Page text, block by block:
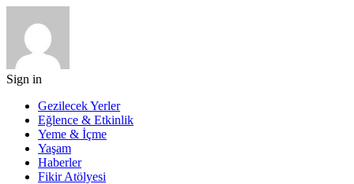
Sign in
Gezilecek Yerler
Eğlence & Etkinlik
Yeme & İçme
Yaşam
Haberler
Fikir Atölyesi